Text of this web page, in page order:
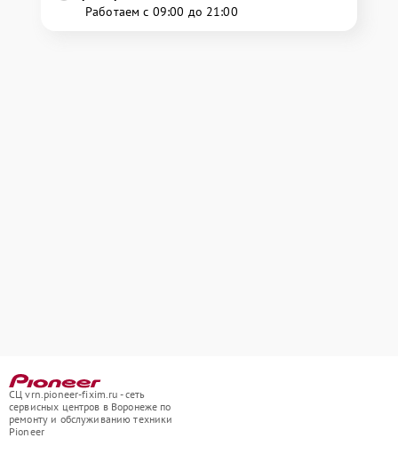
Работаем с 09:00 до 21:00
СЦ vrn.pioneer-fixim.ru - сеть
сервисных центров в Воронеже по
ремонту и обслуживанию техники
Pioneer